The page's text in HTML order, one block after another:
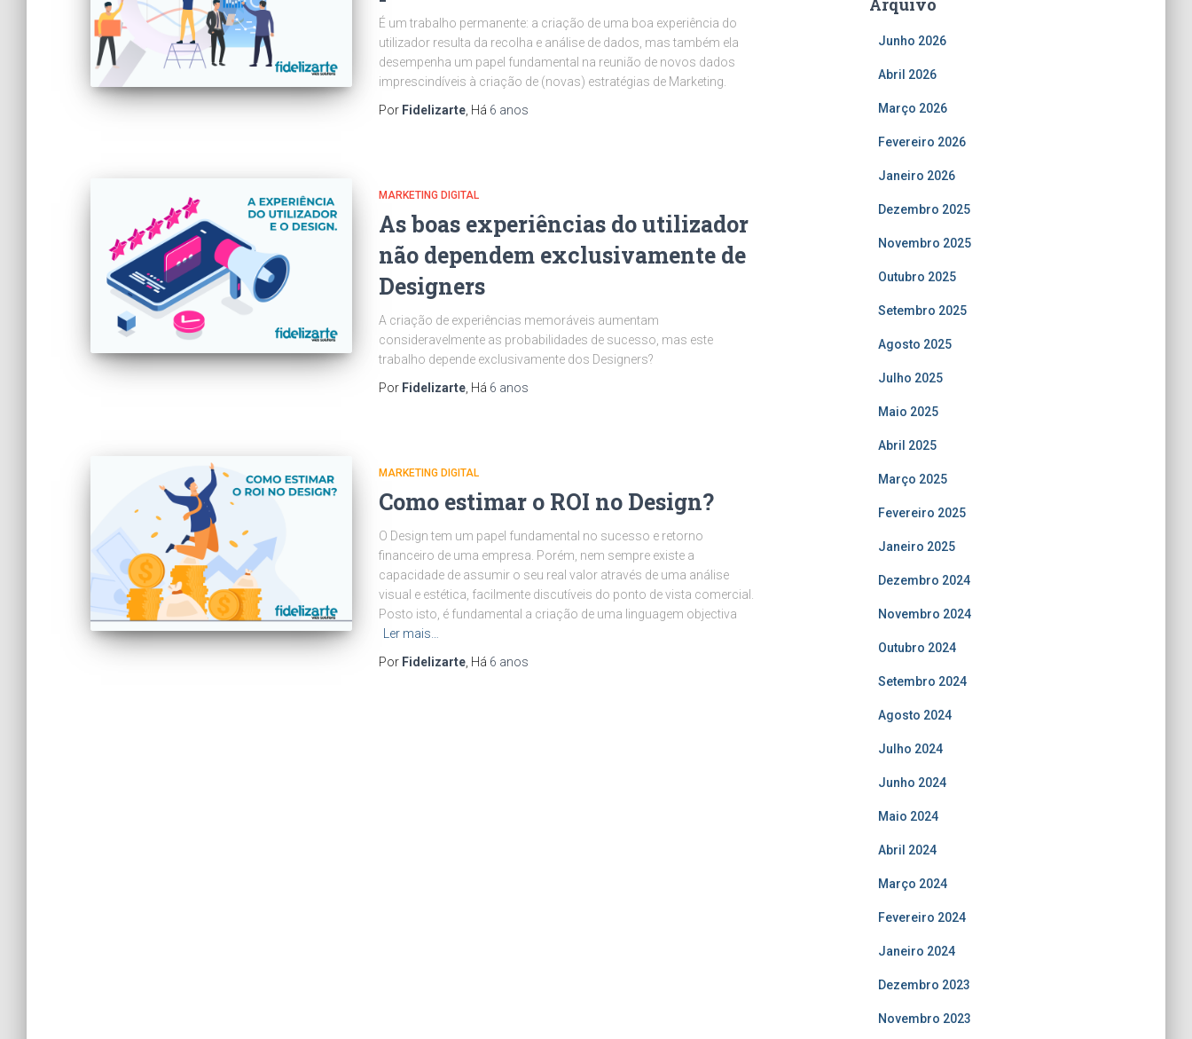
É um trabalho permanente: a criação de uma boa experiência do
utilizador resulta da recolha e análise de dados, mas também ela
desempenha um papel fundamental na reunião de novos dados
imprescindíveis à criação de (novas) estratégias de Marketing.
Por Fidelizarte , Há 6 anos
MARKETING DIGITAL
As boas experiências do utilizador
não dependem exclusivamente de
Designers
A criação de experiências memoráveis aumentam
consideravelmente as probabilidades de sucesso, mas este
trabalho depende exclusivamente dos Designers?
Por Fidelizarte , Há 6 anos
MARKETING DIGITAL
Como estimar o ROI no Design?
O Design tem um papel fundamental no sucesso e retorno
financeiro de uma empresa. Porém, nem sempre existe a
capacidade de assumir o seu real valor através de uma análise
visual e estética, facilmente discutíveis do ponto de vista comercial.
Posto isto, é fundamental a criação de uma linguagem objectiva
Ler mais…
Por Fidelizarte , Há 6 anos
Arquivo
Junho 2026
Abril 2026
Março 2026
Fevereiro 2026
Janeiro 2026
Dezembro 2025
Novembro 2025
Outubro 2025
Setembro 2025
Agosto 2025
Julho 2025
Maio 2025
Abril 2025
Março 2025
Fevereiro 2025
Janeiro 2025
Dezembro 2024
Novembro 2024
Outubro 2024
Setembro 2024
Agosto 2024
Julho 2024
Junho 2024
Maio 2024
Abril 2024
Março 2024
Fevereiro 2024
Janeiro 2024
Dezembro 2023
Novembro 2023